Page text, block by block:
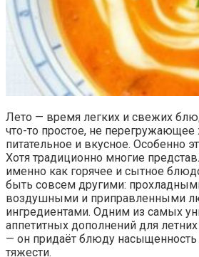
Лето — время легких и свежих
что-то простое, не
питательное и вкусное. Особенно
Хотя традиционно многие
именно как горячее и сытное
быть совсем другими:
воздушными и приправленными
ингредиентами. Одним из самых
аппетитных дополнений для
— он придаёт блюду
тяжести.